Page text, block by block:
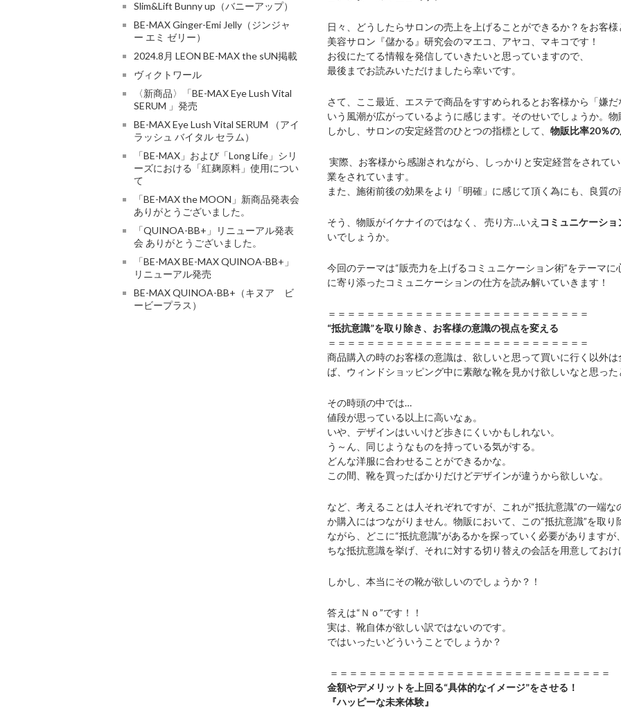
日々、どうしたらサロンの売上を上げることができるか？をお客様
美容サロン『儲かる』研究会のマエコ、アヤコ、マキコです！
お役にたてる情報を発信していきたいと思っていますので、
最後までお読みいただけましたら幸いです。
さて、ここ最近、エステで商品をすすめられるとお客様から「嫌
いう風潮が広がっているように感じます。そのせいでしょうか。物
しかし、サロンの安定経営のひとつの指標として、 物販比率20％
実際、お客様から感謝されながら、しっかりと安定経営をされて
業をされています。
また、施術前後の効果をより「明確」に感じて頂く為にも、良質の
そう、物販がイケナイのではなく、 売り方…いえ コミュニケーショ
いでしょうか。
今回のテーマは“販売力を上げるコミュニケーション術”をテーマ
に寄り添ったコミュニケーションの仕方を読み解いていきます！
＝＝＝＝＝＝＝＝＝＝＝＝＝＝＝＝＝＝＝＝＝＝＝＝＝＝＝
“抵抗意識”を取り除き、お客様の意識の視点を変える
＝＝＝＝＝＝＝＝＝＝＝＝＝＝＝＝＝＝＝＝＝＝＝＝＝＝＝
商品購入の時のお客様の意識は、欲しいと思って買いに行く以外は
ば、ウィンドショッピング中に素敵な靴を見かけ欲しいなと思った
その時頭の中では…
値段が思っている以上に高いなぁ。
いや、デザインはいいけど歩きにくいかもしれない。
う～ん、同じようなものを持っている気がする。
どんな洋服に合わせることができるかな。
この間、靴を買ったばかりだけどデザインが違うから欲しいな。
など、考えることは人それぞれですが、これが“抵抗意識”の一端
か購入にはつながりません。物販において、この“抵抗意識”を取
ながら、どこに“抵抗意識”があるかを探っていく必要があります
ちな抵抗意識を挙げ、それに対する切り替えの会話を用意しておけ
しかし、本当にその靴が欲しいのでしょうか？！
答えは“Ｎｏ”です！！
実は、靴自体が欲しい訳ではないのです。
ではいったいどういうことでしょうか？
＝＝＝＝＝＝＝＝＝＝＝＝＝＝＝＝＝＝＝＝＝＝＝＝＝＝＝＝＝
金額やデメリットを上回る“具体的なイメージ”をさせる！
『ハッピーな未来体験』
Slim&Lift Bunny up（バニーアップ）
BE-MAX Ginger-Emi Jelly（ジンジャ
ー エミ ゼリー）
2024.8月 LEON BE-MAX the sUN掲載
ヴィクトワール
〈新商品〉「BE-MAX Eye Lush Vital
SERUM 」発売
BE-MAX Eye Lush Vital SERUM （アイ
ラッシュ バイタル セラム）
「BE-MAX」および「Long Life」シリ
ーズにおける「紅麹原料」使用につい
て
「BE-MAX the MOON」新商品発表会
ありがとうございました。
「QUINOA-BB+」リニューアル発表
会 ありがとうございました。
「BE-MAX BE-MAX QUINOA-BB+」
リニューアル発売
BE-MAX QUINOA-BB+（キヌア ビ
ービープラス）